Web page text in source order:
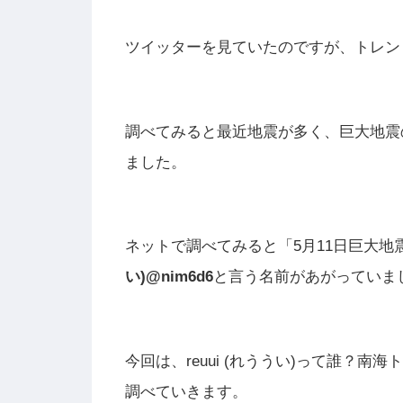
ツイッターを見ていたのですが、トレ
調べてみると最近地震が多く、巨大地
ました。
ネットで調べてみると「5月11日巨大地
い)@nim6d6と言う名前があがっていま
今回は、reuui (れううい)って誰？南海
調べていきます。